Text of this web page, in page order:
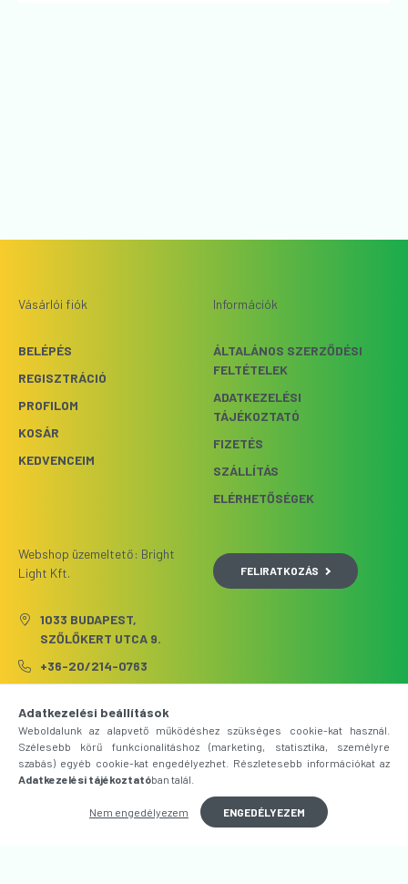
Vásárlói fiók
BELÉPÉS
REGISZTRÁCIÓ
PROFILOM
KOSÁR
KEDVENCEIM
Információk
ÁLTALÁNOS SZERZŐDÉSI
FELTÉTELEK
ADATKEZELÉSI
TÁJÉKOZTATÓ
FIZETÉS
SZÁLLÍTÁS
ELÉRHETŐSÉGEK
Webshop üzemeltető: Bright
Light Kft.
1033 BUDAPEST,
SZŐLŐKERT UTCA 9.
+36-20/214-0763
FELIRATKOZÁS
Adatkezelési beállítások
Weboldalunk az alapvető működéshez szükséges cookie-kat használ.
Szélesebb körű funkcionalitáshoz (marketing, statisztika, személyre
szabás) egyéb cookie-kat engedélyezhet. Részletesebb információkat az
Adatkezelési tájékoztatóban talál.
Nem engedélyezem ENGEDÉLYEZEM